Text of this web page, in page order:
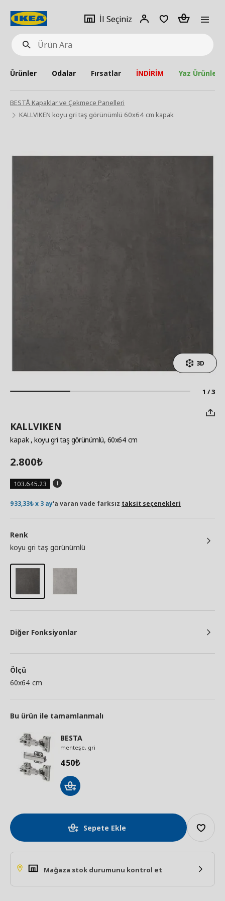
Ürün
Ara
İl Seçiniz
Giriş
Adet
Ürünler Odalar Fırsatlar İNDİRİM Yaz Ürünleri
BESTÅ Kapaklar ve Çekmece Panelleri
KALLVIKEN koyu gri taş görünümlü 60x64 cm kapak
1 / 3
3D
KALLVIKEN
kapak , koyu gri taş görünümlü, 60x64 cm
2.800₺
103.645.23
933,33₺ x 3 ay'a varan vade farksız taksit seçenekleri
Renk
koyu gri taş görünümlü
Diğer Fonksiyonlar
Ölçü
60x64 cm
Bu ürün ile tamamlanmalı
BESTA
menteşe, gri
450₺
Sepete Ekle
Mağaza stok durumunu kontrol et